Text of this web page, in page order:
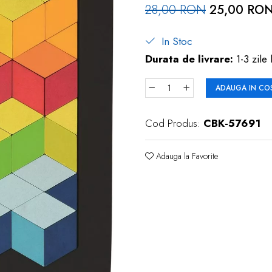
28,00 RON 25,00
In Stoc
Durata de livrare: 1-3 zile
ADAUGA IN
Cod Produs: CBK-57691
Adauga la Favorite